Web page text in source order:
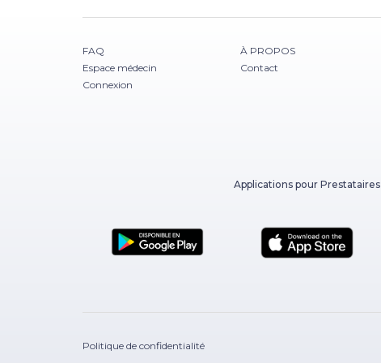
FAQ
Espace médecin
Connexion
À PROPOS
Contact
Applications pour Prestataires
Politique de confidentialité